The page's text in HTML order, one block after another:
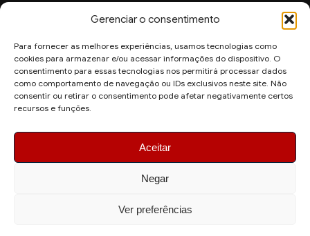
Gerenciar o consentimento
Para fornecer as melhores experiências, usamos tecnologias como
cookies para armazenar e/ou acessar informações do dispositivo. O
consentimento para essas tecnologias nos permitirá processar dados
como comportamento de navegação ou IDs exclusivos neste site. Não
consentir ou retirar o consentimento pode afetar negativamente certos
recursos e funções.
Aceitar
Negar
Ver preferências
FALE CONOSCO
Sugestões de Pauta:
ronaldo.valentim150@gmail.com
© 2026 AquiAgora - Todos os direitos reservados.